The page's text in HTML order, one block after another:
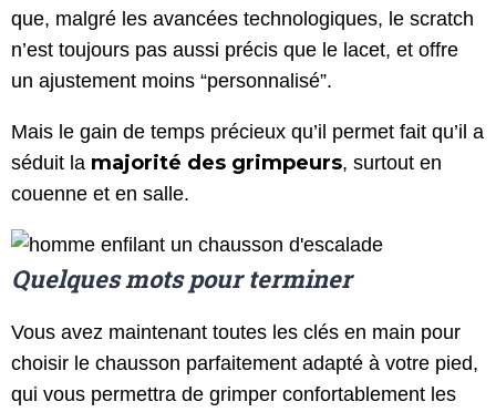
que, malgré les avancées technologiques, le scratch
n’est toujours pas aussi précis que le lacet, et offre
un ajustement moins “personnalisé”.
Mais le gain de temps précieux qu’il permet fait qu’il a
séduit la majorité des grimpeurs, surtout en
couenne et en salle.
Quelques mots pour terminer
Vous avez maintenant toutes les clés en main pour
choisir le chausson parfaitement adapté à votre pied,
qui vous permettra de grimper confortablement les